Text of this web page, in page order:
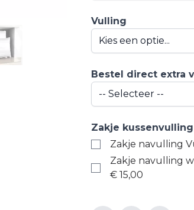
Vulling
Bestel direct extra
Zakje kussenvulling
Zakje navulling
Zakje navulling
€ 15,00